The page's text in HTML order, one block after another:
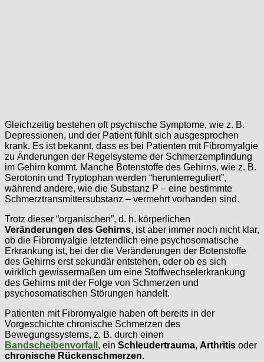
Gleichzeitig bestehen oft psychische Symptome, wie z. B.
Depressionen, und der Patient fühlt sich ausgesprochen
krank. Es ist bekannt, dass es bei Patienten mit Fibromyalgie
zu Änderungen der Regelsysteme der Schmerzempfindung
im Gehirn kommt. Manche Botenstoffe des Gehirns, wie z. B.
Serotonin und Tryptophan werden “herunterreguliert”,
während andere, wie die Substanz P – eine bestimmte
Schmerztransmittersubstanz – vermehrt vorhanden sind.
Trotz dieser “organischen”, d. h. körperlichen
Veränderungen des Gehirns, ist aber immer noch nicht klar,
ob die Fibromyalgie letztendlich eine psychosomatische
Erkrankung ist, bei der die Veränderungen der Botenstoffe
des Gehirns erst sekundär entstehen, oder ob es sich
wirklich gewissermaßen um eine Stoffwechselerkrankung
des Gehirns mit der Folge von Schmerzen und
psychosomatischen Störungen handelt.
Patienten mit Fibromyalgie haben oft bereits in der
Vorgeschichte chronische Schmerzen des
Bewegungssystems, z. B. durch einen
Bandscheibenvorfall , ein Schleudertrauma, Arthritis oder
chronische Rückenschmerzen.